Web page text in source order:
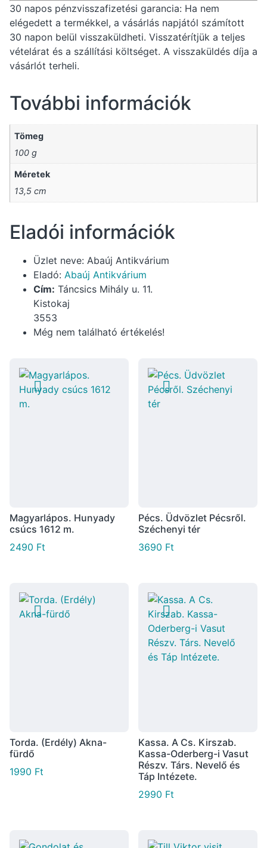
30 napos pénzvisszafizetési garancia: Ha nem
elégedett a termékkel, a vásárlás napjától számított
30 napon belül visszaküldheti. Visszatérítjük a teljes
vételárat és a szállítási költséget. A visszaküldés díja a
vásárlót terheli.
További információk
Tömeg
100 g
Méretek
13,5 cm
Eladói információk
Üzlet neve: Abaúj Antikvárium
Eladó: Abaúj Antikvárium
Cím: Táncsics Mihály u. 11.
Kistokaj
3553
Még nem található értékelés!
Magyarlápos. Hunyady
csúcs 1612 m.
2490 Ft
Pécs. Üdvözlet Pécsről.
Széchenyi tér
3690 Ft
Torda. (Erdély) Akna-
fürdő
1990 Ft
Kassa. A Cs. Kirszab.
Kassa-Oderberg-i Vasut
Részv. Társ. Nevelő és
Táp Intézete.
2990 Ft